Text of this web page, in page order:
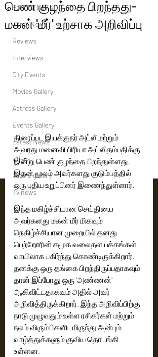
Political News
Tamil News
Reviews
Interviews
City Events
Movies Gallery
Actress Gallery
Events Gallery
Latest News
videos
actors gallery
Tv news
பெண் குழந்தை பிறந்தது-
மகன் 'மீர்' உற்சாக அறிவிப்பு
திரைப்பட இயக்குநர் அட்லீ மற்றும்
அவரது மனைவி பிரியா அட்லீ தம்பதிக்கு
இன்று பெண் குழந்தை பிறந்துள்ளது.
இதன் மூலம் அவர்களது குடும்பத்தில்
ஒரு புதிய உறுப்பினர் இணைந்துள்ளார்.
இந்த மகிழ்ச்சியான செய்தியை
அவர்களது மகன் மீர் மிகவும்
நெகிழ்ச்சியான முறையில் தனது
பெற்றோரின் சமூக வலைதள பக்கங்கள்
வாயிலாக பகிர்ந்து கொண்டிருக்கிறார்.‌
தனக்கு ஒரு தங்கை பிறந்திருப்பதாகவும்
தான் இப்போது ஒரு 'அண்ணன்'
ஆகிவிட்டதாகவும் அதில் அவர்
அறிவித்திருக்கிறார். இந்த அறிவிப்பிற்கு
நாடு முழுவதும் உள்ள ரசிகர்கள் மற்றும்
நலம் விரும்பிகளிடமிருந்து அன்பும்
வாழ்த்துக்களும் குவிய தொடங்கி
உள்ளன.